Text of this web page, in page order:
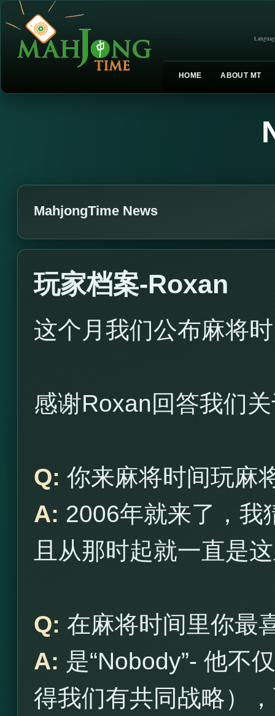
HOME ABOUT MT
MahjongTime News
玩家档案-Roxan
这个月我们公布麻将
感谢Roxan回答我们
Q: 你来麻将时间玩麻
A: 2006年就来了，我
且从那时起就一直是
Q: 在麻将时间里你最
A: 是“Nobody”- 他不
得我们有共同战略）